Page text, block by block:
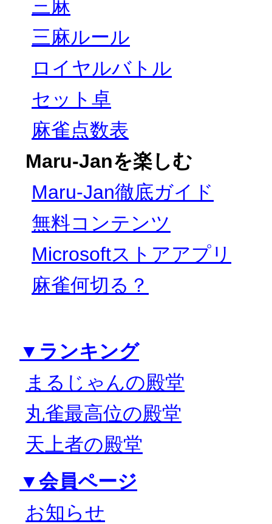
三麻
三麻ルール
ロイヤルバトル
セット卓
麻雀点数表
Maru-Janを楽しむ
Maru-Jan徹底ガイド
無料コンテンツ
Microsoftストアアプリ
麻雀何切る？
▼ランキング
まるじゃんの殿堂
丸雀最高位の殿堂
天上者の殿堂
▼会員ページ
お知らせ